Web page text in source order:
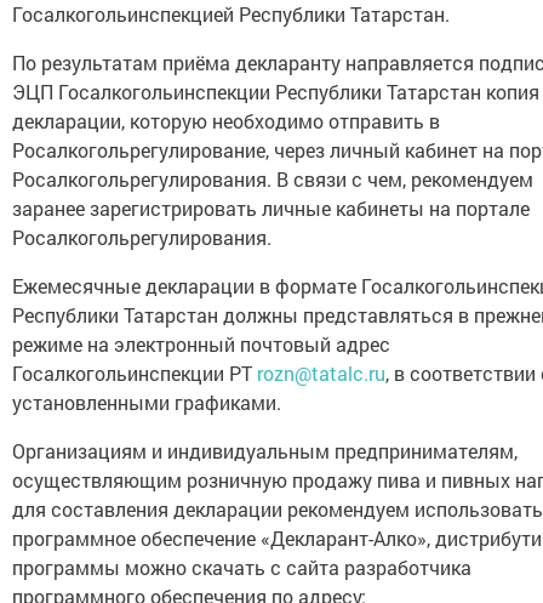
Госалкогольинспекцией Республики Татарстан.
По результатам приёма декларанту направляется
ЭЦП Госалкогольинспекции Республики Татарстан копия
декларации, которую необходимо отправить в
Росалкогольрегулирование, через личный кабинет на
Росалкогольрегулирования. В связи с чем, рекомендуем
заранее зарегистрировать личные кабинеты на портале
Росалкогольрегулирования.
Ежемесячные декларации в формате
Республики Татарстан должны представляться в
режиме на электронный почтовый адрес
Госалкогольинспекции РТ rozn@tatalc.ru, в соответствии
установленными графиками.
Организациям и индивидуальным предпринимателям,
осуществляющим розничную продажу пива и пивных
для составления декларации рекомендуем использовать
программное обеспечение «Декларант-Алко»,
программы можно скачать с сайта разработчика
программного обеспечения по адресу: